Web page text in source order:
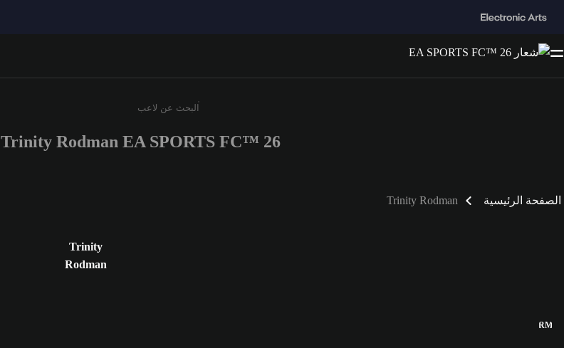
أدخل 3 أحرف أو أرقام على الأقل
Trinity Rodman EA SPORTS FC™ 26 تقييمات اللاعب
الصفحة الرئيسية Trinity Rodman
Trinity
Rodman
RM